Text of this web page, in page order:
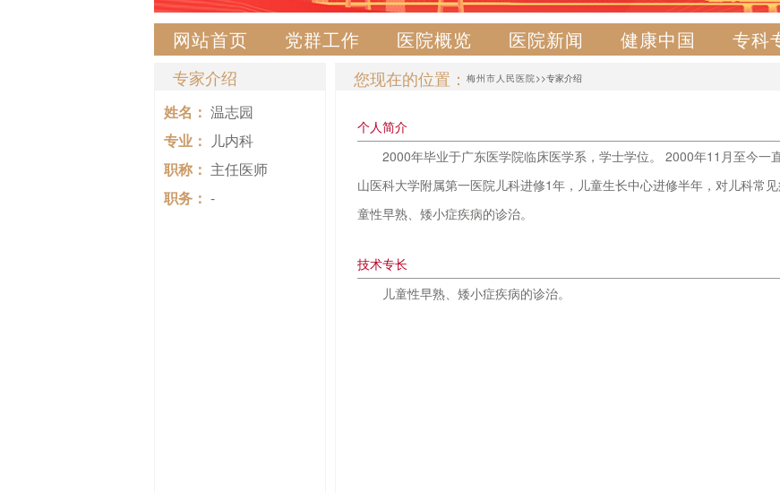
网站首页 党群工作 医院概览 医院新闻 健康中国 专科
专家介绍
姓名： 温志园
专业： 儿内科
职称： 主任医师
职务： -
您现在的位置： 梅州市人民医院>>专家介绍
个人简介
2000年毕业于广东医学院临床医学系，学士学位。 2000年11月至今一
山医科大学附属第一医院儿科进修1年，儿童生长中心进修半年，对儿科常
童性早熟、矮小症疾病的诊治。
技术专长
儿童性早熟、矮小症疾病的诊治。